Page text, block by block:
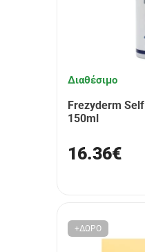
Διαθέσιμο
Frezyderm
150ml
16.36€
+ΔΩΡΟ